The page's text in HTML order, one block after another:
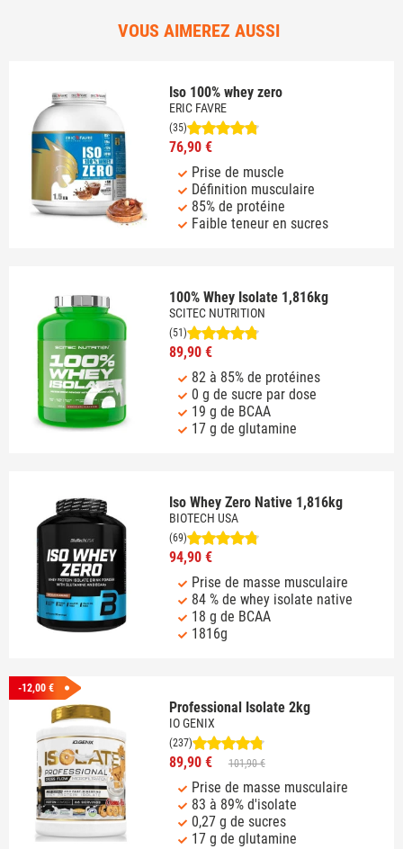
VOUS AIMEREZ AUSSI
Iso 100% whey zero
ERIC FAVRE
(35)
76,90 €
Prise de muscle
Définition musculaire
85% de protéine
Faible teneur en sucres
100% Whey Isolate 1,816kg
SCITEC NUTRITION
(51)
89,90 €
82 à 85% de protéines
0 g de sucre par dose
19 g de BCAA
17 g de glutamine
Iso Whey Zero Native 1,816kg
BIOTECH USA
(69)
94,90 €
Prise de masse musculaire
84 % de whey isolate native
18 g de BCAA
1816g
-12,00 €
Professional Isolate 2kg
IO GENIX
(237)
89,90 € 101,90 €
Prise de masse musculaire
83 à 89% d'isolate
0,27 g de sucres
17 g de glutamine